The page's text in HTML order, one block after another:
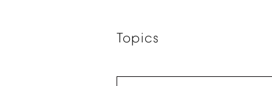
Topics